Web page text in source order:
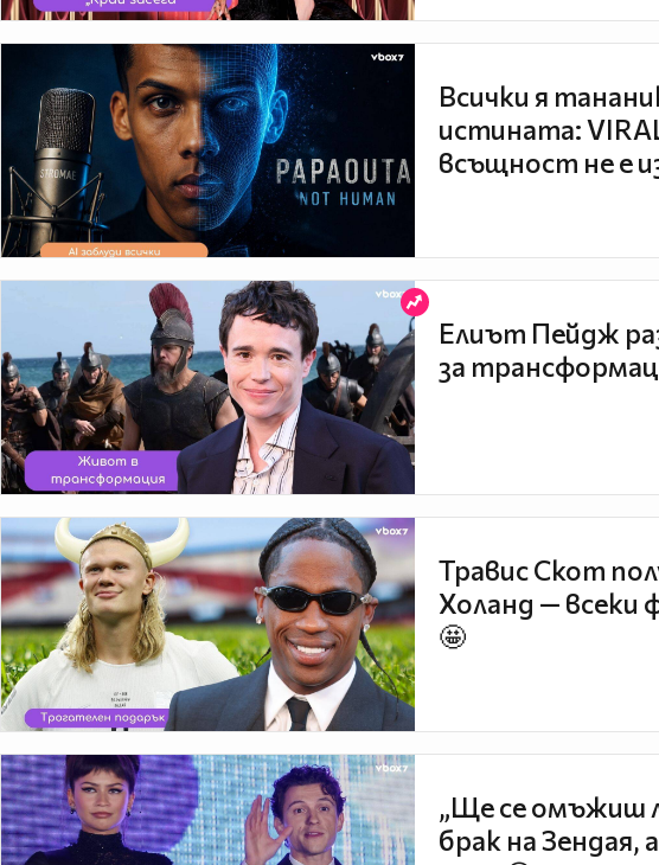
Всички я
истината:
всъщност не е
Елиът Пейдж
за
Травис Скот
Холанд — всеки
🤩
„Ще се омъжиш
брак на Зендая,